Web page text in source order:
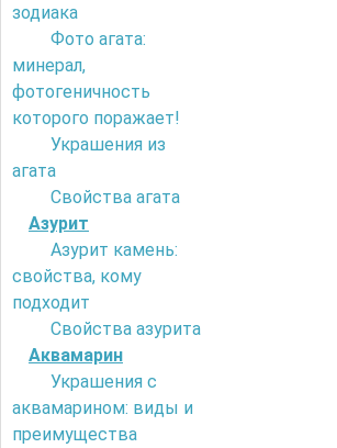
зодиака
Фото агата:
минерал,
фотогеничность
которого поражает!
Украшения из
агата
Свойства агата
Азурит
Азурит камень:
свойства, кому
подходит
Свойства азурита
Аквамарин
Украшения с
аквамарином: виды и
преимущества